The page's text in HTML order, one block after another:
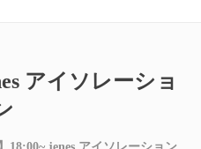
アイソレーショ